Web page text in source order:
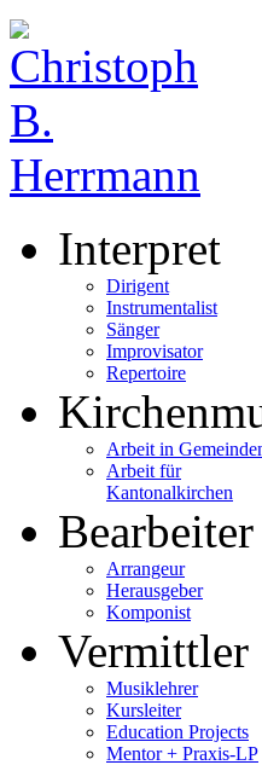
Interpret
Dirigent
Instrumentalist
Sänger
Improvisator
Repertoire
Arbeit in
Arbeit für
Kantonalkirchen
Arrangeur
Herausgeber
Komponist
Vermittler
Musiklehrer
Kursleiter
Education Projects
Mentor + Praxis-LP